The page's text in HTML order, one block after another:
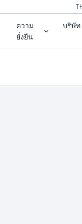
ความ
ยั่งยืน
บริษัท